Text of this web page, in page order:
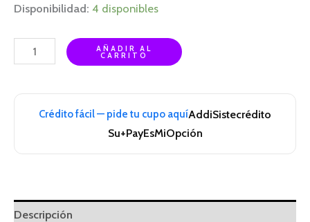
Disponibilidad: 4 disponibles
AÑADIR AL
CARRITO
Crédito fácil — pide tu cupo aquíAddiSistecrédito
Su+PayEsMiOpción
Descripción